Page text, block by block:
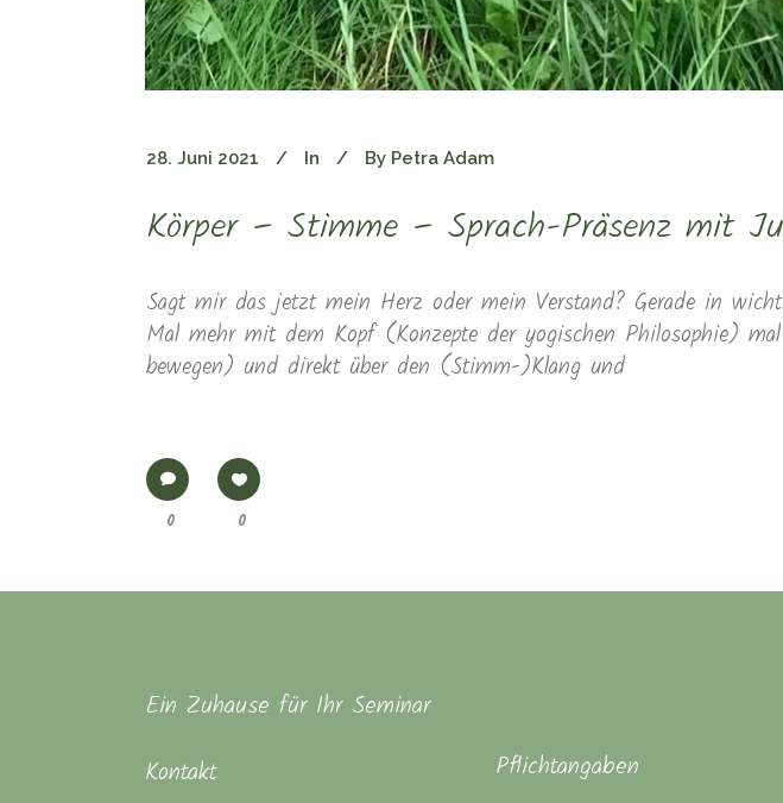
28. Juni 2021 In By Petra Adam
Körper – Stimme – Sprach-Präsenz mit
Sagt mir das jetzt mein Herz oder mein Verstand? Gerade in
Mal mehr mit dem Kopf (Konzepte der yogischen Philosophie)
bewegen) und direkt über den (Stimm-)Klang und
0 0
Ein Zuhause für Ihr Seminar
Kontakt
Pflichtangaben